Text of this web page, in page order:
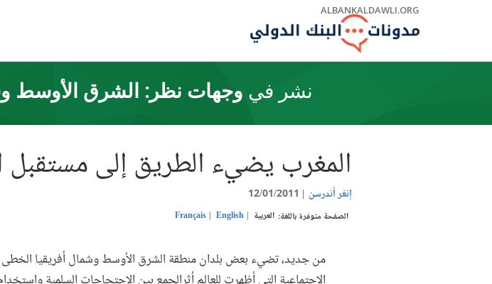
ALBANKALDAWLI.ORG
نشر في وجهات نظر: الشرق الأوسط
المغرب يضيء الطريق إلى مستقبل
إنغر أندرسن 12/01/2011
الصفحة متوفرة باللغة: العربية English
Français
من جديد، تضيء بعض بلدان منطقة الشرق الأوسط وشمال أفريقيا